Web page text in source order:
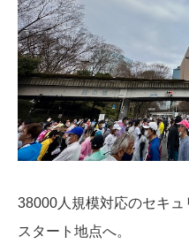
38000人規模対応のセキ
スタート地点へ。